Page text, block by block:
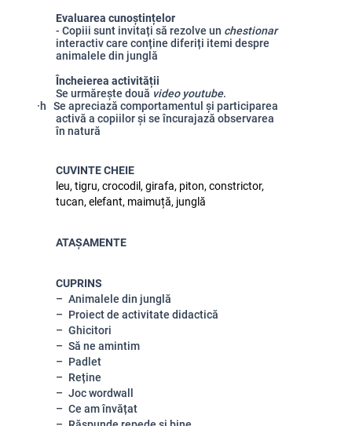
Evaluarea cunoștințelor
- Copiii sunt invitați să rezolve un chestionar
interactiv care conține diferiți itemi despre
animalele din junglă
Încheierea activității
Se urmărește două video youtube.
·h Se apreciază comportamentul și participarea
activă a copiilor și se încurajază observarea
în natură
CUVINTE CHEIE
leu, tigru, crocodil, girafa, piton, constrictor,
tucan, elefant, maimuță, junglă
ATAȘAMENTE
CUPRINS
Animalele din junglă
Proiect de activitate didactică
Ghicitori
Să ne amintim
Padlet
Reține
Joc wordwall
Ce am învățat